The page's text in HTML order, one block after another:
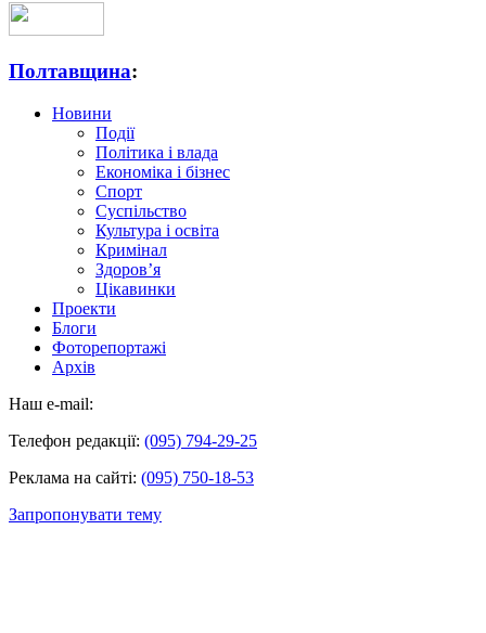
Полтавщина:
Новини
Події
Політика і влада
Економіка і бізнес
Спорт
Суспільство
Культура і освіта
Кримінал
Здоров’я
Цікавинки
Проекти
Блоги
Фоторепортажі
Архів
Наш e-mail:
Телефон редакції: (095) 794-29-25
Реклама на сайті: (095) 750-18-53
Запропонувати тему